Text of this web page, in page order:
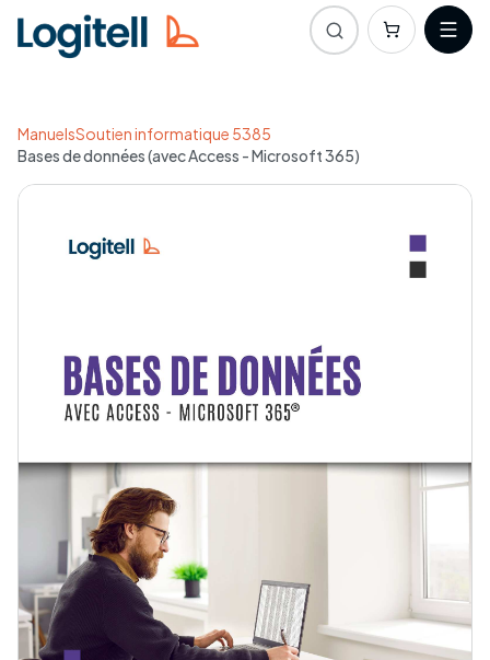
ManuelsSoutien informatique 5385
Bases de données (avec Access - Microsoft 365)